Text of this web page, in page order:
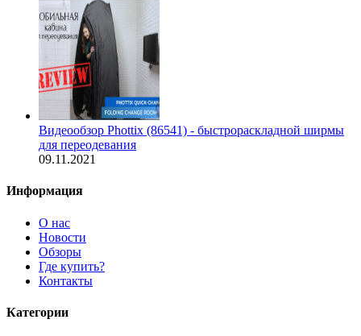
Видеообзор Phottix (86541) - быстрораскладной ширмы
для переодевания
09.11.2021
Информация
О нас
Новости
Обзоры
Где купить?
Контакты
Категории